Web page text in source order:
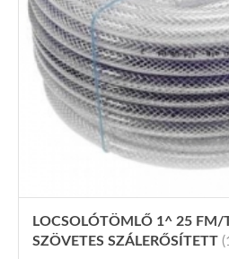
LOCSOLÓTÖMLŐ 1^ 25 FM/
SZÖVETES SZÁLERŐSÍTETT